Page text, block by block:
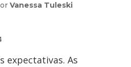
Vanessa Tuleski
expectativas. As